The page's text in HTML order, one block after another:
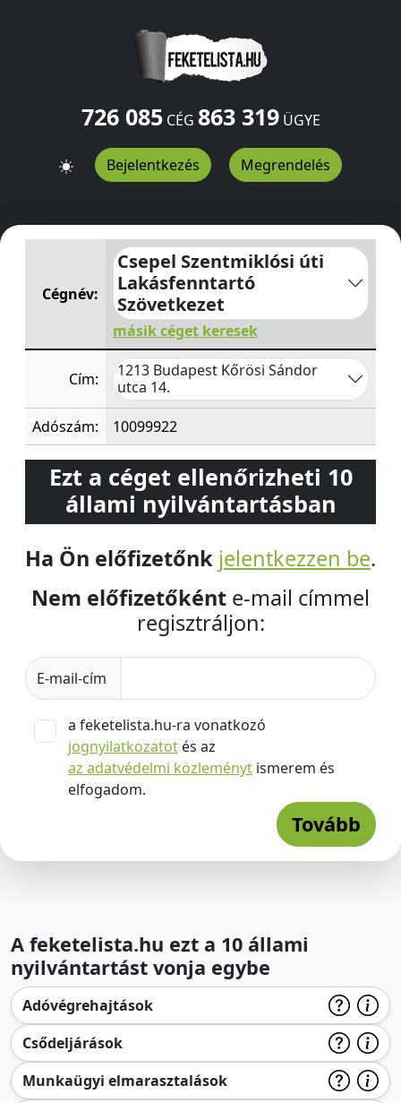
726 085CÉG 863 319ÜGYE
Bejelentkezés Megrendelés
Csepel Szentmiklósi úti Lakásfenntartó Szövetkezet
Cégnév:
Csepel Szentmiklósi úti
Lakásfenntartó
Szövetkezet
másik céget keresek
Cím:
1213 Budapest Kőrösi Sándor
utca 14.
Adószám:
10099922
Ezt a céget ellenőrizheti 10
állami nyilvántartásban
Ha Ön előfizetőnk jelentkezzen be.
Nem előfizetőként e-mail címmel
regisztráljon:
E-mail-cím
a feketelista.hu-ra vonatkozó
jognyilatkozatot és az
az adatvédelmi közleményt ismerem és
elfogadom.
Tovább
A feketelista.hu ezt a 10 állami
nyilvántartást vonja egybe
Adóvégrehajtások
Csődeljárások
Munkaügyi elmarasztalások